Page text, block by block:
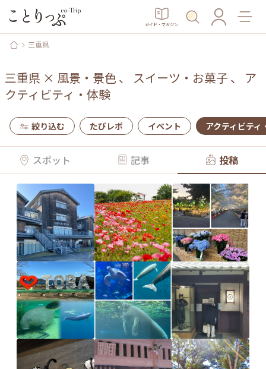
ガイド・マガジン
三重県
三重県 × 風景・景色、 スイーツ・お菓子、 ア
クティビティ・体験
絞り込む たびレポ イベント アクティビティ
スポット 記事 投稿